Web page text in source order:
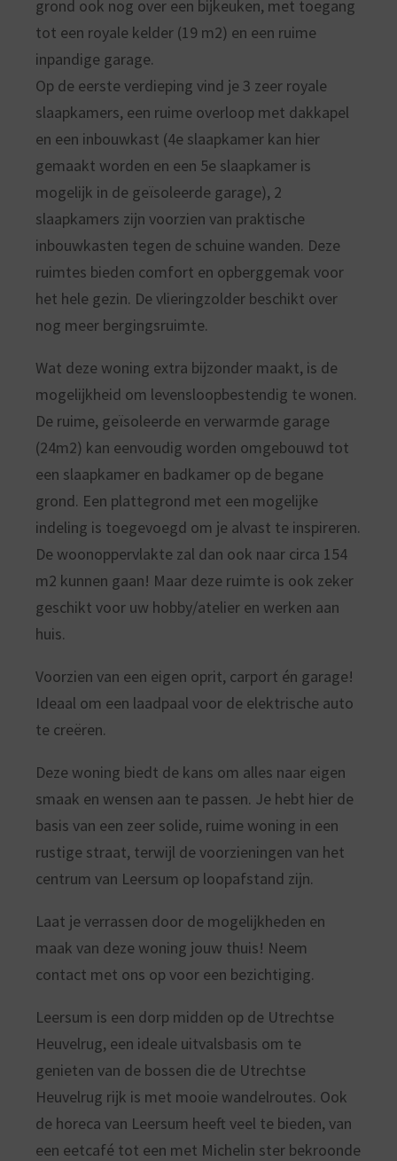
grond ook nog over een bijkeuken, met toegang
tot een royale kelder (19 m2) en een ruime
inpandige garage.
Op de eerste verdieping vind je 3 zeer royale
slaapkamers, een ruime overloop met dakkapel
en een inbouwkast (4e slaapkamer kan hier
gemaakt worden en een 5e slaapkamer is
mogelijk in de geïsoleerde garage), 2
slaapkamers zijn voorzien van praktische
inbouwkasten tegen de schuine wanden. Deze
ruimtes bieden comfort en opberggemak voor
het hele gezin. De vlieringzolder beschikt over
nog meer bergingsruimte.
Wat deze woning extra bijzonder maakt, is de
mogelijkheid om levensloopbestendig te wonen.
De ruime, geïsoleerde en verwarmde garage
(24m2) kan eenvoudig worden omgebouwd tot
een slaapkamer en badkamer op de begane
grond. Een plattegrond met een mogelijke
indeling is toegevoegd om je alvast te inspireren.
De woonoppervlakte zal dan ook naar circa 154
m2 kunnen gaan! Maar deze ruimte is ook zeker
geschikt voor uw hobby/atelier en werken aan
huis.
Voorzien van een eigen oprit, carport én garage!
Ideaal om een laadpaal voor de elektrische auto
te creëren.
Deze woning biedt de kans om alles naar eigen
smaak en wensen aan te passen. Je hebt hier de
basis van een zeer solide, ruime woning in een
rustige straat, terwijl de voorzieningen van het
centrum van Leersum op loopafstand zijn.
Laat je verrassen door de mogelijkheden en
maak van deze woning jouw thuis! Neem
contact met ons op voor een bezichtiging.
Leersum is een dorp midden op de Utrechtse
Heuvelrug, een ideale uitvalsbasis om te
genieten van de bossen die de Utrechtse
Heuvelrug rijk is met mooie wandelroutes. Ook
de horeca van Leersum heeft veel te bieden, van
een eetcafé tot een met Michelin ster bekroonde